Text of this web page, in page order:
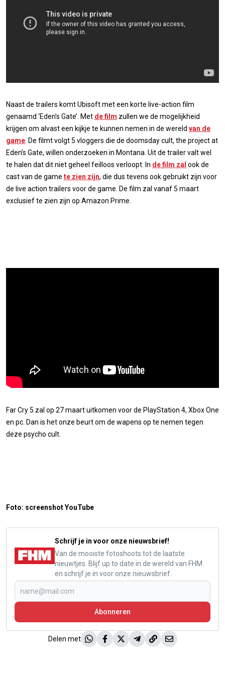
Naast de trailers komt Ubisoft met een korte live-action film
genaamd ‘Eden’s Gate’. Met de film zullen we de mogelijkheid
krijgen om alvast een kijkje te kunnen nemen in de wereld van de
game . De filmt volgt 5 vloggers die de doomsday cult, the project at
Eden’s Gate, willen onderzoeken in Montana. Uit de trailer valt wel
te halen dat dit niet geheel feilloos verloopt. In de film zal ook de
cast van de game te zien zijn, die dus tevens ook gebruikt zijn voor
de live action trailers voor de game. De film zal vanaf 5 maart
exclusief te zien zijn op Amazon Prime.
Far Cry 5 zal op 27 maart uitkomen voor de PlayStation 4, Xbox One
en pc. Dan is het onze beurt om de wapens op te nemen tegen
deze psycho cult.
Foto: screenshot YouTube
Schrijf je in voor onze nieuwsbrief!
Van de mooiste fotoshoots tot de laatste
nieuwtjes. Blijf up to date in de wereld van FHM
en schrijf je in voor onze nieuwsbrief.
Abonneren
Delen met